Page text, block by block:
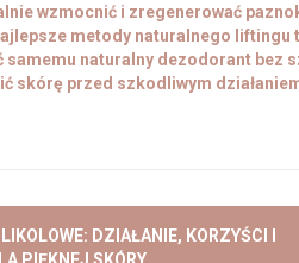
wzmocnić i zregenerować
metody naturalnego liftingu
samemu naturalny dezodorant bez
skórę przed szkodliwym
DZIAŁANIE, KORZYŚCI I